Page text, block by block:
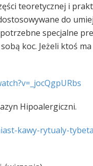
teoretycznej i
do
specjalne
koc. Jeżeli ktoś
Hipoalergiczni.
kawy-rytualy-tybeta